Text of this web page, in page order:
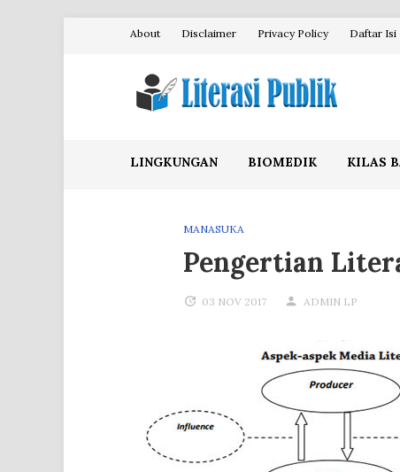
About Disclaimer Privacy Policy Daftar Isi
LINGKUNGAN BIOMEDIK KILAS
MANASUKA
Pengertian
03 NOV 2017 ADMIN LP